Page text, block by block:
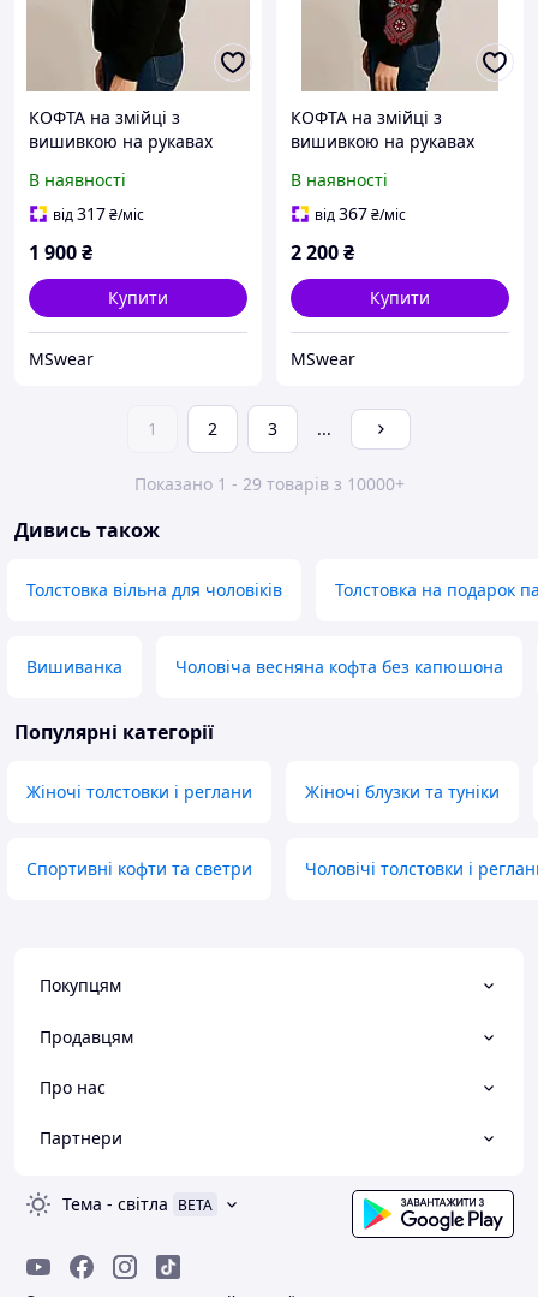
КОФТА на змійці з
вишивкою на рукавах
В наявності
від317₴/міс
1 900₴
Купити
MSwear
КОФТА на змійці з
вишивкою на рукавах
В наявності
від367₴/міс
2 200₴
Купити
MSwear
1 2 3 ...
Показано 1 - 29 товарів з 10000+
Дивись також
Толстовка вільна для чоловіків Толстовка на подарок
Вишиванка Чоловіча весняна кофта без капюшона
Популярні категорії
Жіночі толстовки і реглани Жіночі блузки та туніки
Спортивні кофти та светри Чоловічі толстовки і
Покупцям
Продавцям
Про нас
Партнери
Тема - світла BETA